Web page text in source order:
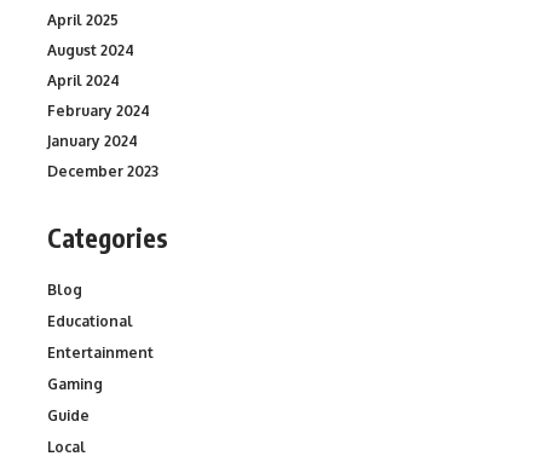
April 2025
August 2024
April 2024
February 2024
January 2024
December 2023
Categories
Blog
Educational
Entertainment
Gaming
Guide
Local